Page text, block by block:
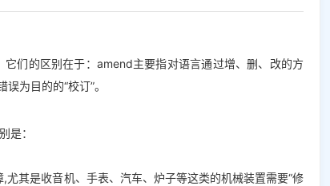
它们的区别在于：amend主要指对语言通过增、删、改的方
为目的的“校订”。
是：
其是收音机、手表、汽车、炉子等这类的机械装置需要“修